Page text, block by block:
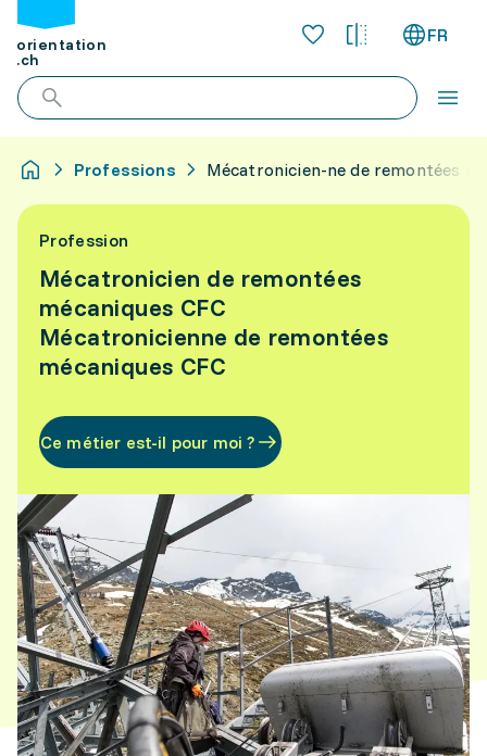
orientation
.ch
FR
Professions Mécatronicien-ne de remontées
Profession
Mécatronicien de remontées
mécaniques CFC
Mécatronicienne de remontées
mécaniques CFC
Ce métier est-il pour moi ?